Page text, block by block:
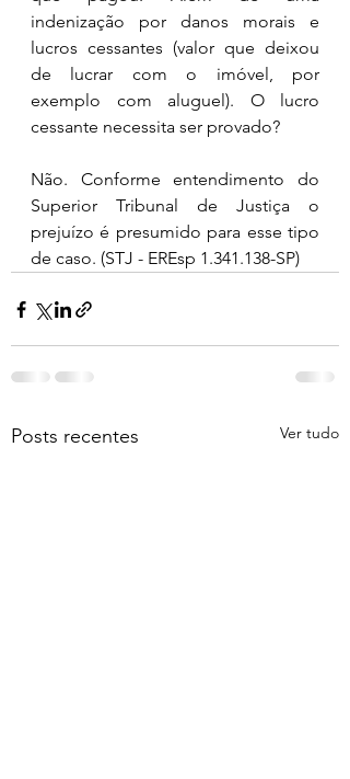
indenização por danos morais e
lucros cessantes (valor que deixou
de lucrar com o imóvel, por
exemplo com aluguel). O lucro
cessante necessita ser provado?
Não. Conforme entendimento do
Superior Tribunal de Justiça o
prejuízo é presumido para esse tipo
de caso. (STJ - EREsp 1.341.138-SP)
Posts recentes Ver tudo